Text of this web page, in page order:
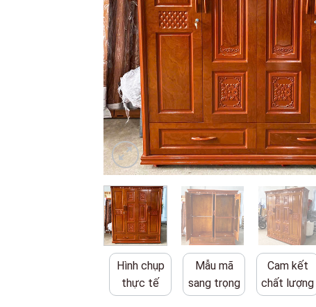
Hình chụp
thực tế
Mẫu mã
sang trọng
Cam kết
chất lượng